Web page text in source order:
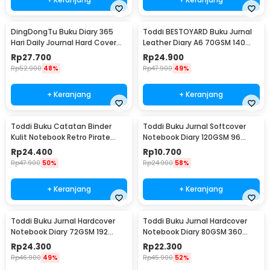
Halaman Lined - CW-05
DingDongTu Buku Diary 365
Hari Daily Journal Hard Cover
128 Lembar - DDT-4083
Rp27.700
Rp52.900 48%
+ Keranjang
Toddi BESTOYARD Buku Jurnal
Leather Diary A6 70GSM 140
Halaman Blank - ZB-45
Rp24.900
Rp47.900 49%
+ Keranjang
Toddi Buku Catatan Binder
Kulit Notebook Retro Pirate
Compass - ZB-45
Rp24.400
Rp47.900 50%
+ Keranjang
Toddi Buku Jurnal Softcover
Notebook Diary 120GSM 96
Halaman Blank - BQ-14
Rp10.700
Rp24.900 58%
+ Keranjang
Toddi Buku Jurnal Hardcover
Notebook Diary 72GSM 192
Halaman Lined - CW-60
Rp24.300
Rp46.900 49%
Toddi Buku Jurnal Hardcover
Notebook Diary 80GSM 360
Halaman Lined - CW-25
Rp22.300
Rp45.900 52%